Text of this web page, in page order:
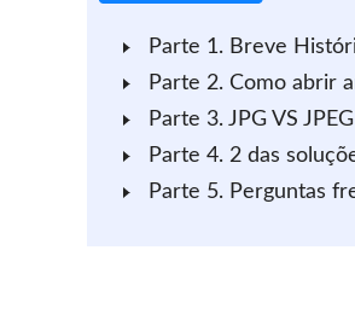
Parte 1. Breve
Parte 2. Como abrir
Parte 3. JPG VS
Parte 4. 2 das
Parte 5. Perguntas